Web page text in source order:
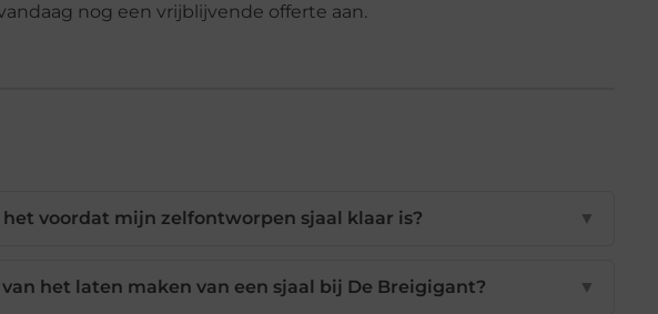
nog een vrijblijvende offerte aan.
voordat mijn zelfontworpen sjaal klaar is? ▼
het laten maken van een sjaal bij De Breigigant? ▼